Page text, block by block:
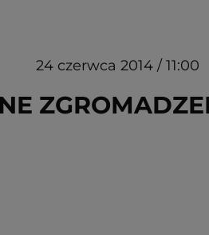
24 czerwca 2014 / 11:00